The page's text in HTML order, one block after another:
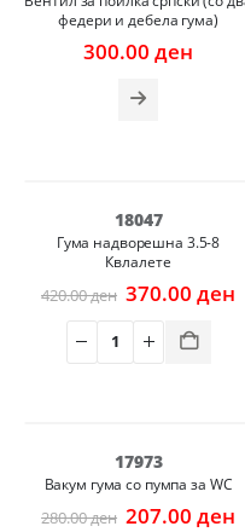
федери и дебела гума)
300.00 ден
18047
Гума надворешна 3.5-8
Квлалете
420.00ден Original
was:
420.00 ден.
370.00 ден
17973
Вакум гума со пумпа за WC
280.00ден Original
207.00 ден